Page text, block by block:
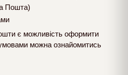
Пошта)
є можливість оформити
можна ознайомитись